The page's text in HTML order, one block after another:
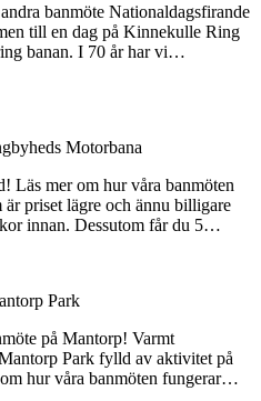
banmöte Nationaldagsfirande
till en dag på Kinnekulle Ring
banan. I 70 år har vi…
Motorbana
Läs mer om hur våra banmöten
är priset lägre och ännu billigare
innan. Dessutom får du 5…
Park
på Mantorp! Varmt
Park fylld av aktivitet på
hur våra banmöten fungerar…